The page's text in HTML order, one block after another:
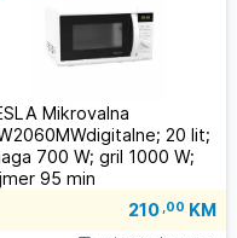
Mikrovalna
20 lit;
700 W; gril 1000 W;
95 min
210 ,00 KM